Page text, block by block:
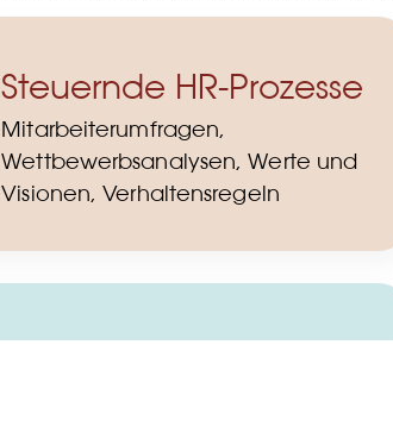
Steuernde HR-Prozesse
Mitarbeiterumfragen,
Wettbewerbsanalysen, Werte und
Visionen, Verhaltensregeln
Serviceorientierte HR-